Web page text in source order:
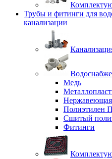
Трубы и фитинги для
канализации
Медь
Нержавеющая
Полиэтилен
Сшитый
Фитинги